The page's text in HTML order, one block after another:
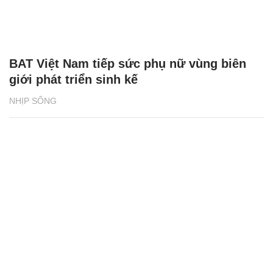
NHỊP SỐNG
BAT Việt Nam tiếp sức phụ nữ vùng biên
giới phát triển sinh kế